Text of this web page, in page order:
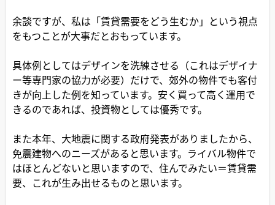
余談ですが、私は「賃貸需要をどう生むか」という視点
をもつことが大事だとおもっています。
具体例としてはデザインを洗練させる（これはデザイナ
ー等専門家の協力が必要）だけで、郊外の物件でも客付
きが向上した例を知っています。安く買って高く運用で
きるのであれば、投資物としては優秀です。
また本年、大地震に関する政府発表がありましたから、
免震建物へのニーズがあると思います。ライバル物件で
はほとんどないと思いますので、住んでみたい＝賃貸需
要、これが生み出せるものと思います。